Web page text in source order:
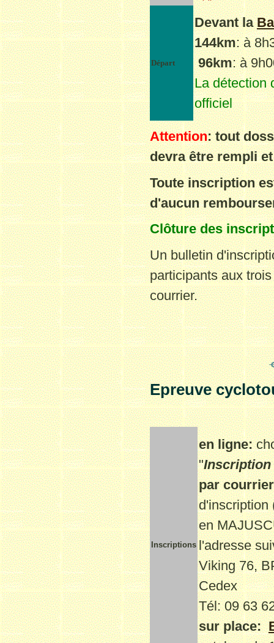
Départ
Devant la
144km:à
96km:à
La détection
officiel
Attention: tout
devra être rempli
Toute inscription
d'aucun
Clôture des
Un bulletin
participants aux
courrier.
Epreuve
Inscriptions
en ligne:
"Inscription
par
en
l'adresse
Viking 76,
Cedex
Tél: 09 63
sur place: